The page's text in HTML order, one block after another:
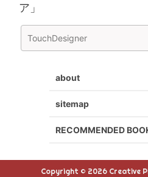
ア」
about
sitemap
RECOMMENDED
Copyright © 2026 Creative